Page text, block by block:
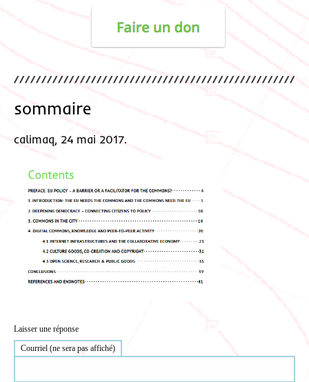
sommaire
calimaq, 24 mai 2017.
Laisser une réponse
Courriel (ne sera pas affiché)